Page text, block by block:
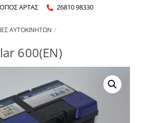
ΑΡΤΑΣ 26810 98330
ΑΥΤΟΚΙΝΉΤΩΝ
600(EN)